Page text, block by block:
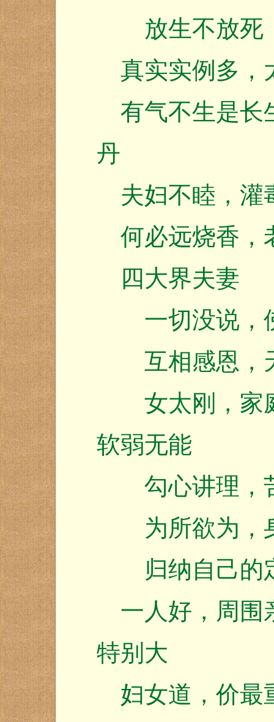
放生不放死
真实实例多，
有气不生是长
丹
夫妇不睦，灌
何必远烧香，
四大界夫妻
一切没说，
互相感恩，
女太刚，家
软弱无能
勾心讲理，
为所欲为，
归纳自己的
一人好，周围
特别大
妇女道，价最